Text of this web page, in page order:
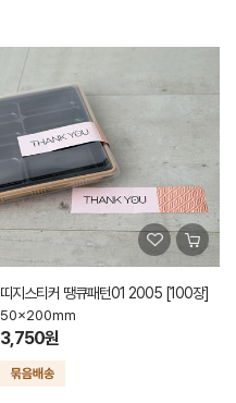
띠지스티커 땡큐패턴01 2005 [100장]
50x200mm
3,750원